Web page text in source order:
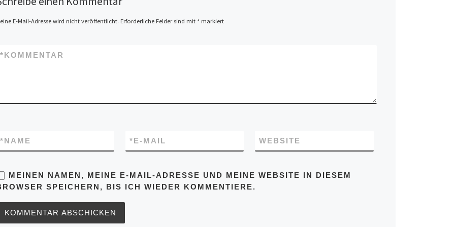
E-Mail-Adresse wird nicht veröffentlicht. Erforderliche Felder sind mit *markiert
KOMMENTAR
*
NAME
* E-MAIL
* WEBSITE
MEINEN NAMEN, MEINE E-MAIL-ADRESSE UND MEINE WEBSITE IN DIESEM
SPEICHERN, BIS ICH WIEDER KOMMENTIERE.